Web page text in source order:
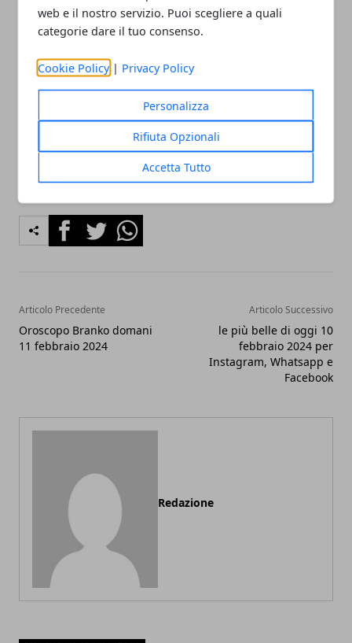
web e il nostro servizio. Puoi scegliere a quali
categorie dare il tuo consenso.
Cookie Policy | Privacy Policy
Personalizza
Rifiuta Opzionali
Accetta Tutto
(Articolo redatto da Vincenzo Galletta, blogger
italiano specializzato in finanza ed economia, con
una passione per l'astrologia) Continua a leggere su
Oroscopo Paolo Fox domani 11
febbraio 2024
FacebookTwitterWhatsapp
Articolo Precedente
Oroscopo Branko domani
11 febbraio 2024
Articolo Successivo
le più belle di oggi 10
febbraio 2024 per
Instagram, Whatsapp e
Facebook
Redazione